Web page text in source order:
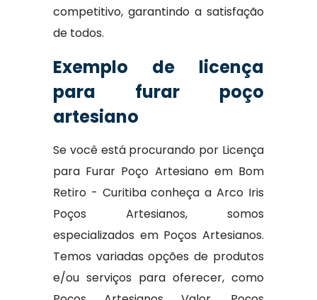
competitivo, garantindo a satisfação
de todos.
Exemplo de licença
para furar poço
artesiano
Se você está procurando por Licença
para Furar Poço Artesiano em Bom
Retiro - Curitiba conheça a Arco Iris
Poços Artesianos, somos
especializados em Poços Artesianos.
Temos variadas opções de produtos
e/ou serviços para oferecer, como